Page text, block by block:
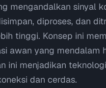
mengandalkan sinyal
diproses, dan
tinggi. Konsep ini
awan yang mendalam
ini menjadikan
dan cerdas.